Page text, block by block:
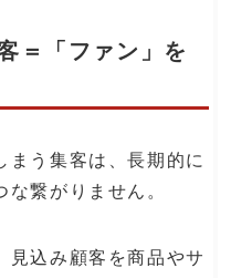
＝「ファン」を
まう集客は、長期的に
繋がりません。
見込み顧客を商品やサ